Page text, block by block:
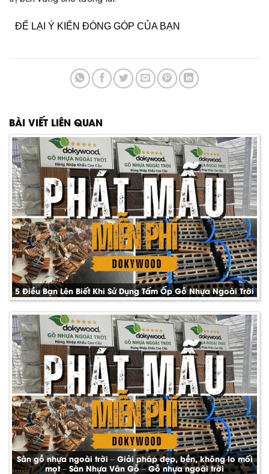
ĐỂ LẠI Ý KIẾN ĐÓNG GÓP CỦA BẠN
BÀI VIẾT LIÊN QUAN
5 Điều Bạn Lên Biết Khi Sử Dụng Tấm Ốp Gỗ Nhựa Ngoài Trời
Sàn gỗ nhựa ngoài trời – Giải pháp đẹp, bền, không lo mối
mọt – Sàn Nhựa Vân Gỗ – Gỗ nhựa ngoài trời